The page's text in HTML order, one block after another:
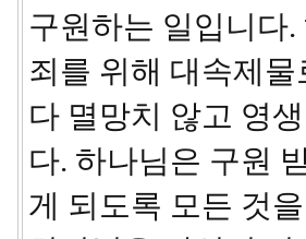
구원하는 일입니다
죄를 위해 대속제
다 멸망치 않고 영
다. 하나님은 구원
게 되도록 모든 것